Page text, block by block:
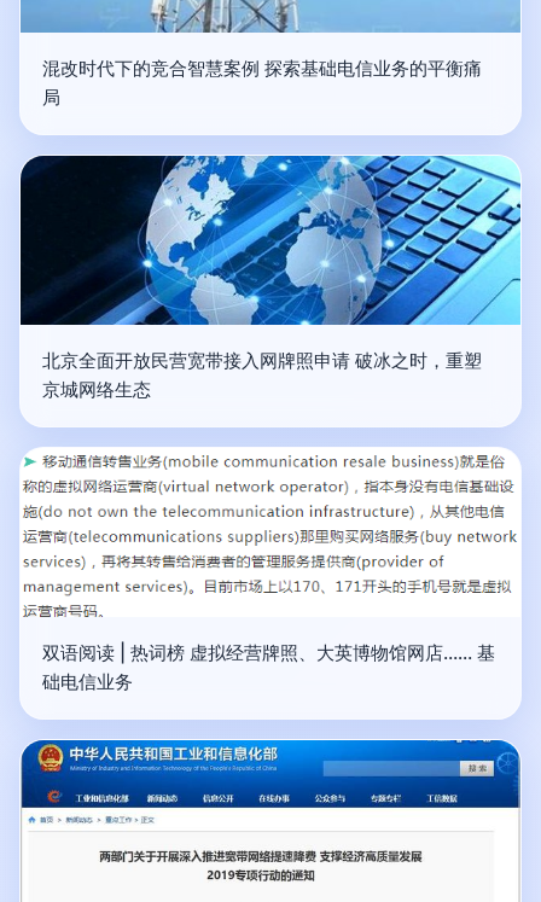
混改时代下的竞合智慧案例 探索基础电信业务的平衡痛
局
北京全面开放民营宽带接入网牌照申请 破冰之时，重塑
京城网络生态
双语阅读 | 热词榜 虚拟经营牌照、大英博物馆网店…… 基
础电信业务